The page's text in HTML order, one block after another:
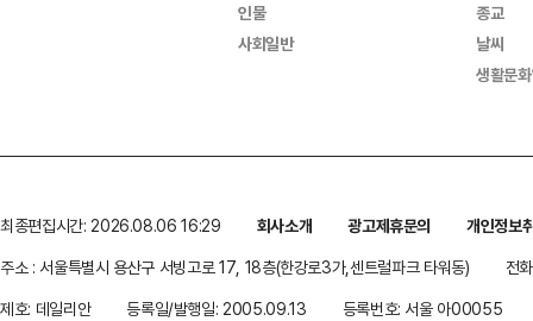
인물
사회일반
종교
날씨
생활문
최종편집시간: 2026.08.06 16:29 회사소개 광고제휴문의
개인정보
주소 : 서울특별시 용산구 서빙고로 17, 18층(한강로3가,센트럴파크 타워동)
전
제호: 데일리안
등록일/발행일: 2005.09.13 등록번호: 서울 아00055